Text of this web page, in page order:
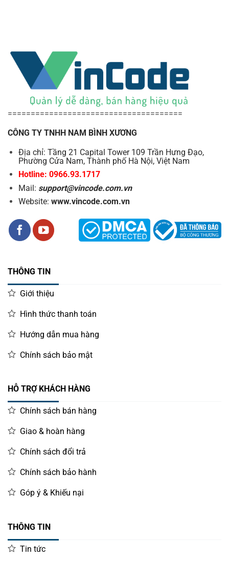
======================================
CÔNG TY TNHH NAM BÌNH XƯƠNG
Địa chỉ: Tầng 21 Capital Tower 109 Trần Hưng Đạo,
Phường Cửa Nam, Thành phố Hà Nội, Việt Nam
Hotline: 0966.93.1717
Mail: support@vincode.com.vn
Website: www.vincode.com.vn
THÔNG TIN
Giới thiệu
Hình thức thanh toán
Hướng dẫn mua hàng
Chính sách bảo mật
HỖ TRỢ KHÁCH HÀNG
Chính sách bán hàng
Giao & hoàn hàng
Chính sách đổi trả
Chính sách bảo hành
Góp ý & Khiếu nại
THÔNG TIN
Tin tức